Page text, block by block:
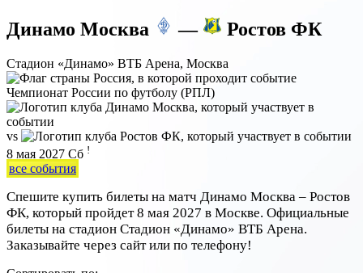
Динамо Москва — Ростов ФК
Стадион «Динамо» ВТБ Арена, Москва
Чемпионат России по футболу (РПЛ)
vs
8 мая 2027 Сб !
все события
Спешите купить билеты на матч Динамо Москва – Ростов
ФК, который пройдет 8 мая 2027 в Москве. Официальные
билеты на стадион Стадион «Динамо» ВТБ Арена.
Заказывайте через сайт или по телефону!